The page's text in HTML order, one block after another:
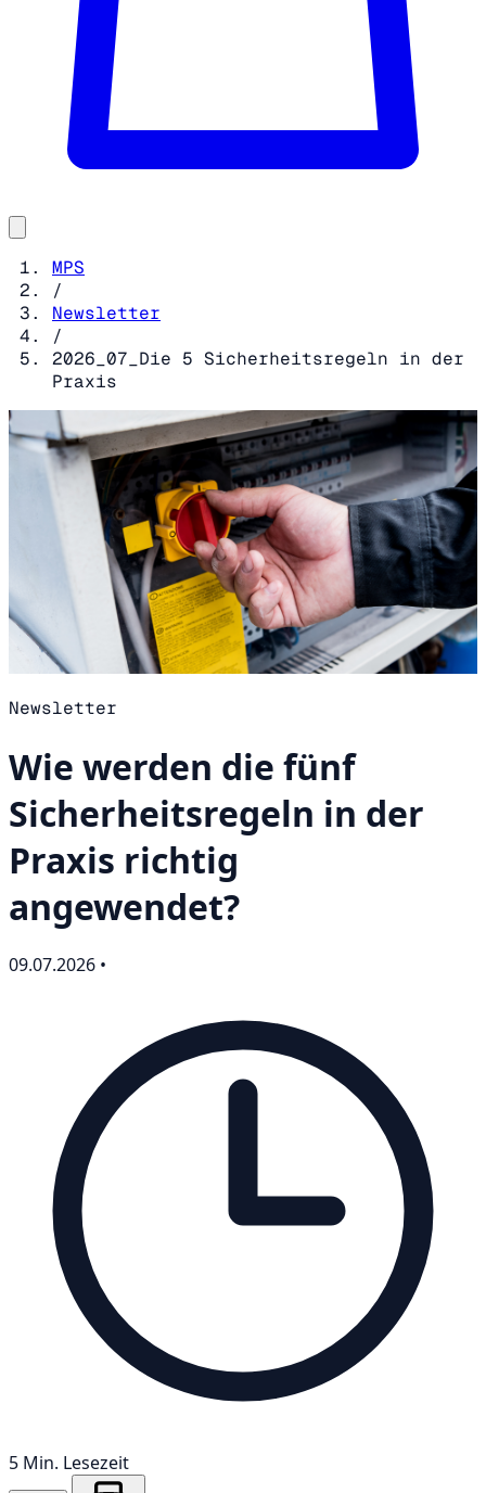
MPS
/
Newsletter
/
2026_07_Die 5 Sicherheitsregeln in der
Praxis
Newsletter
Wie werden die fünf
Sicherheitsregeln in der
Praxis richtig
angewendet?
09.07.2026 •
5 Min. Lesezeit